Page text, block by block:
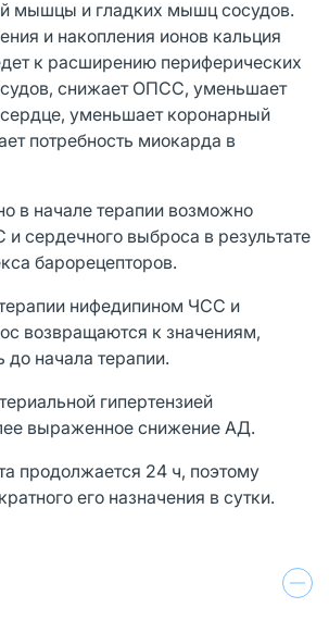
мышцы и гладких мышц сосудов.
и накопления ионов кальция
к расширению периферических
снижает ОПСС, уменьшает
сердце, уменьшает коронарный
потребность миокарда в
в начале терапии возможно
сердечного выброса в результате
барорецепторов.
нифедипином ЧСС и
возвращаются к значениям,
начала терапии.
гипертензией
выраженное снижение АД.
продолжается 24 ч, поэтому
его назначения в сутки.